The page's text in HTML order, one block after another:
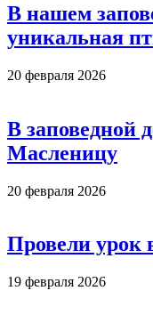
В нашем
уникальная
20 февраля 2026
В заповедной
Масленицу
20 февраля 2026
Провели урок
19 февраля 2026